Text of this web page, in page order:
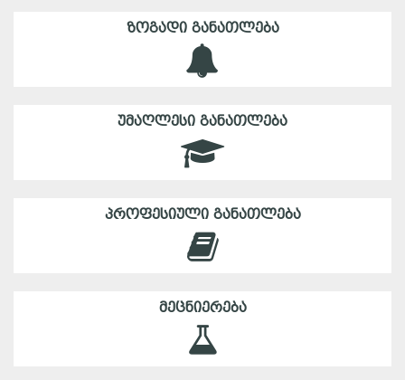
ᲖᲝᲒᲐᲓᲘ ᲒᲐᲜᲐᲗᲚᲔᲑᲐ
ᲣᲛᲐᲦᲚᲔᲡᲘ ᲒᲐᲜᲐᲗᲚᲔᲑᲐ
ᲞᲠᲝᲤᲔᲡᲘᲣᲚᲘ ᲒᲐᲜᲐᲗᲚᲔᲑᲐ
ᲛᲔᲪᲜᲘᲔᲠᲔᲑᲐ